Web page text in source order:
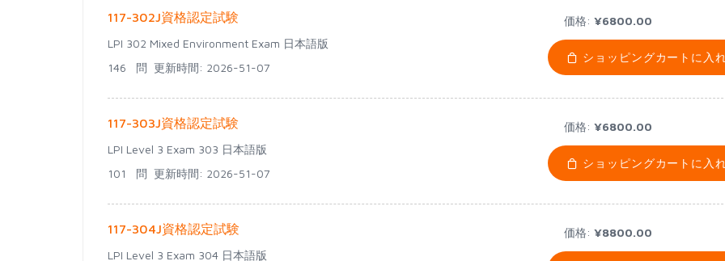
117-302J資格認定試験
LPI 302 Mixed Environment Exam 日本語版
146 問 更新時間: 2026-51-07
価格: ¥6800.00
ショッピングカートに入
117-303J資格認定試験
LPI Level 3 Exam 303 日本語版
101 問 更新時間: 2026-51-07
価格: ¥6800.00
ショッピングカートに入
117-304J資格認定試験
LPI Level 3 Exam 304 日本語版
価格: ¥8800.00